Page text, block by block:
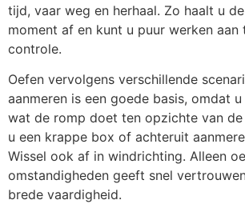
tijd, vaar weg en herhaal. Zo haalt u
moment af en kunt u puur werken aan
controle.
Oefen vervolgens verschillende
aanmeren is een goede basis, omdat
wat de romp doet ten opzichte van de
u een krappe box of achteruit
Wissel ook af in windrichting. Alleen
omstandigheden geeft snel
brede vaardigheid.